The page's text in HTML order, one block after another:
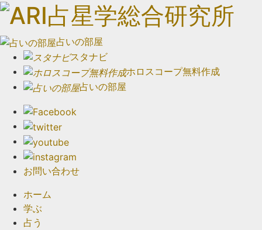
占いの部屋
スタナビ
ホロスコープ無料作成
占いの部屋
お問い合わせ
ホーム
学ぶ
占う